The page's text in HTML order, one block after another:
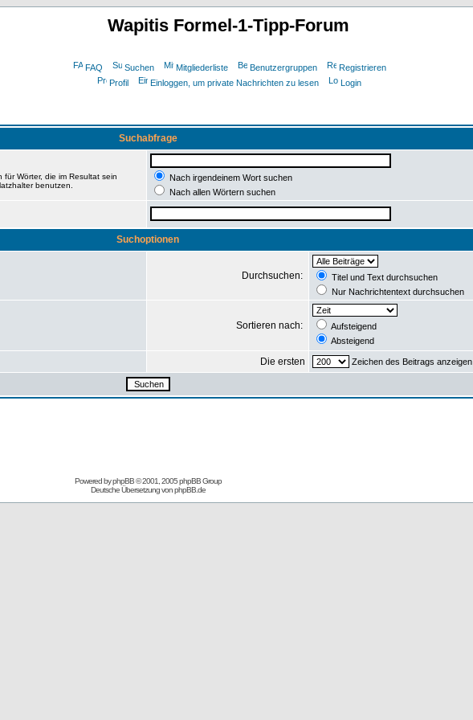
Wapitis Formel-1-Tipp-Forum
FAQ Suchen Mitgliederliste Benutzergruppen
Registrieren
Profil
Einloggen, um private Nachrichten zu lesen Login
Suchabfrage
Wörter, die im Resultat sein
benutzen.
Nach irgendeinem Wort suchen
Nach allen Wörtern suchen
Suchoptionen
Durchsuchen:
Titel und Text durchsuchen
Nur Nachrichtentext durchsuchen
Sortieren nach:
Aufsteigend
Absteigend
Die ersten Zeichen des Beitrags anzeigen
Powered byphpBB© 2001, 2005 phpBB Group
Deutsche Übersetzung vonphpBB.de